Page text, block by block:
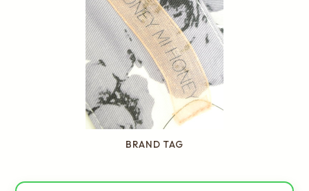
BRAND TAG